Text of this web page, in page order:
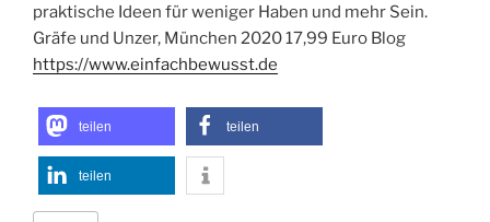
praktische Ideen für weniger Haben und mehr Sein.
Gräfe und Unzer, München 2020 17,99 Euro Blog
https://www.einfachbewusst.de
teilen teilen
teilen